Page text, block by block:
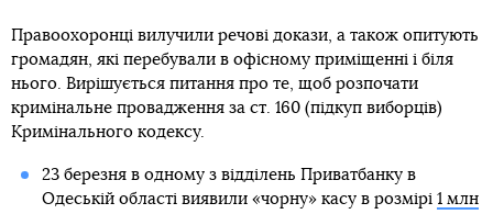
Правоохоронці вилучили речові докази, а також опитують
громадян, які перебували в офісному приміщенні і біля
нього. Вирішується питання про те, щоб розпочати
кримінальне провадження за ст. 160 (підкуп виборців)
Кримінального кодексу.
23 березня в одному з відділень Приватбанку в
Одеській області виявили «чорну» касу в розмірі 1 млн